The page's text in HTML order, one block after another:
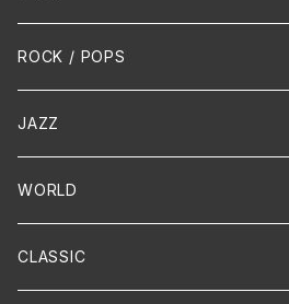
HR/HM
演歌 / 歌謡曲
PUNK/HARDCORE
Hip-Hop/Dancehall Reggae
ROCK / POPS
Oldies
HR/HM
JAZZ
Vocal
Piano
WORLD
HAWAIIAN
CLASSIC